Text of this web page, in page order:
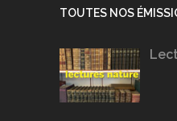
TOUTES NOS